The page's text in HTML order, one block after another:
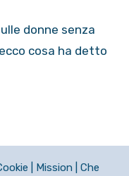
donne senza
cosa ha detto
Mission Che